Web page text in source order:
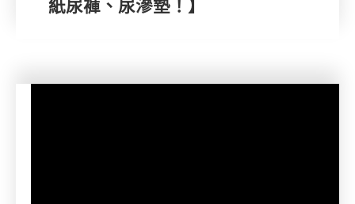
紙尿褲、尿滲墊！】